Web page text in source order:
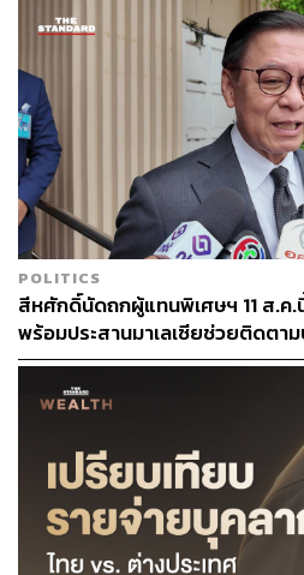
ABOUT THE
คมปทิต คงศั
บรรณาธิการข่
POLITICS
สีหศักดิ์นัดถกผู้แทนพิเศษฯ 11 ส.ค.
พร้อมประสานมาเลเซียช่วยติดตา